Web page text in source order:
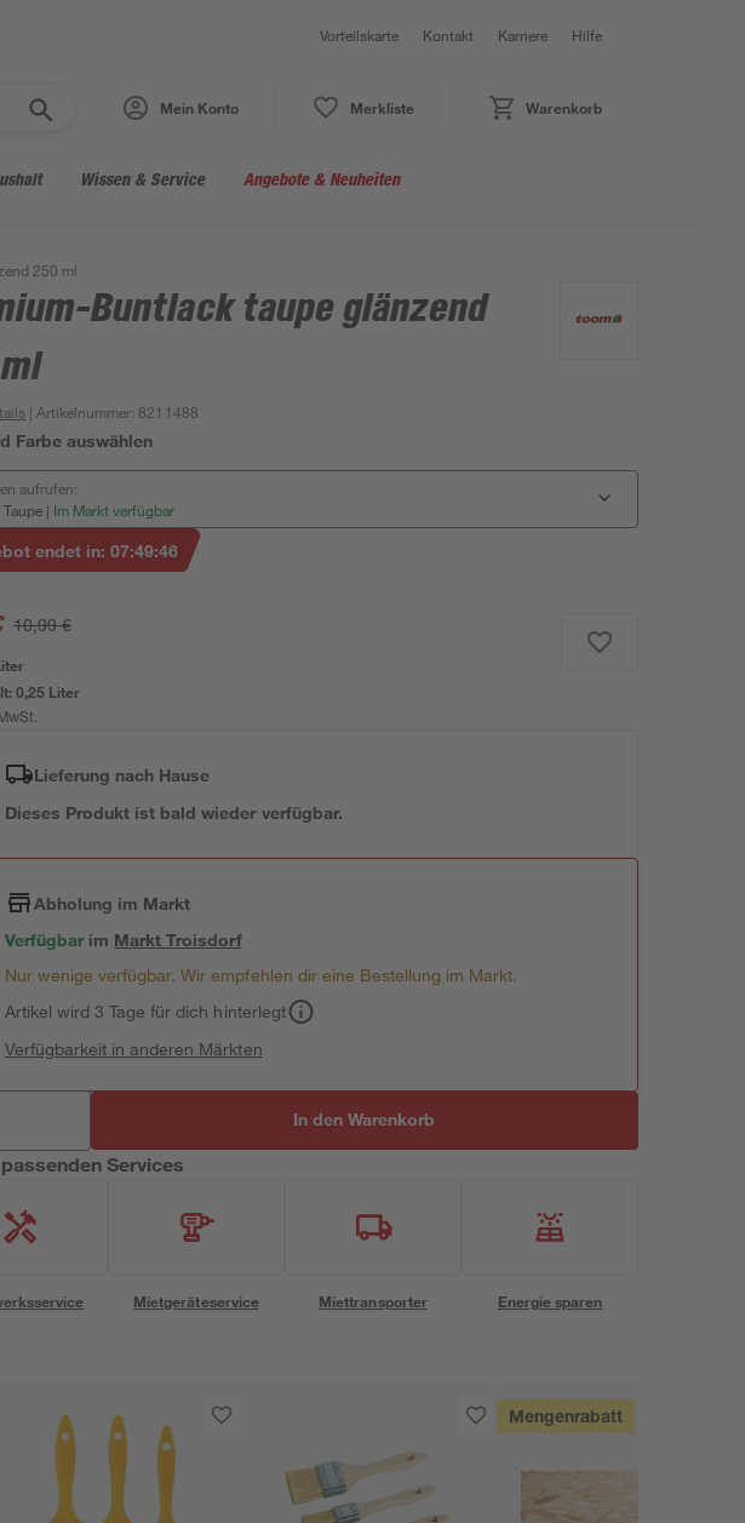
Vorteilskarte Kontakt Karriere Hilfe
Mein Konto Merkliste Warenkorb
Wissen & Service Angebote & Neuheiten
250 ml
Buntlack taupe glänzend
| Artikelnummer: 8211488
Farbe auswählen
aufrufen:
| Im Markt verfügbar
endet in:07:49:45
10,99 €
0,25 Liter
Lieferung nach Hause
Dieses Produkt ist bald wieder verfügbar.
Abholung im Markt
Verfügbar im MarktTroisdorf
Nur wenige verfügbar. Wir empfehlen dir eine Bestellung im Markt.
Artikel wird 3 Tage für dich hinterlegt
Verfügbarkeit in anderen Märkten
In den Warenkorb
Services
Mietgeräteservice Miettransporter Energie sparen
Mengenrabatt